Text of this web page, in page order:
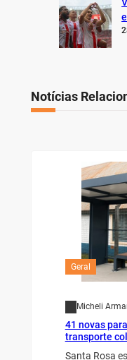
Notícias
Geral
Micheli
41 novas
transporte
Santa Rosa